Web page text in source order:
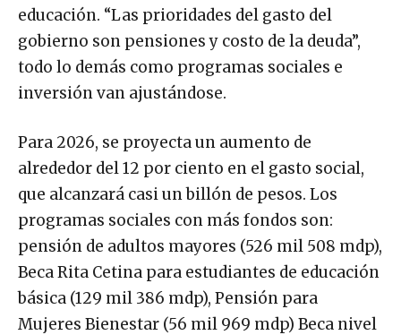
educación. “Las prioridades del gasto del
gobierno son pensiones y costo de la deuda”,
todo lo demás como programas sociales e
inversión van ajustándose.
Para 2026, se proyecta un aumento de
alrededor del 12 por ciento en el gasto social,
que alcanzará casi un billón de pesos. Los
programas sociales con más fondos son:
pensión de adultos mayores (526 mil 508 mdp),
Beca Rita Cetina para estudiantes de educación
básica (129 mil 386 mdp), Pensión para
Mujeres Bienestar (56 mil 969 mdp) Beca nivel